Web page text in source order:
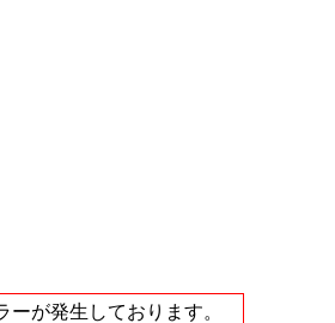
ーが発生しております。